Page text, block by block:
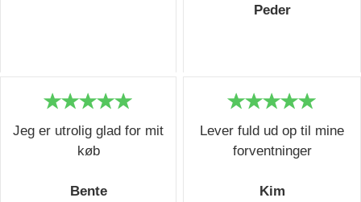
Peder
Jeg er utrolig glad for mit
køb
Bente
Lever fuld ud op til mine
forventninger
Kim